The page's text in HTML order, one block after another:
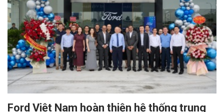
Ford Việt Nam hoàn thiện hệ thống trung